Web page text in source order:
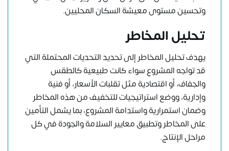
وتحسين مستوى معيشة السكان المحليين.
تحليل المخاطر
يهدف تحليل المخاطر إلى تحديد التحديات المحتملة التي
قد تواجه المشروع سواء كانت طبيعية كالطقس
والجفاف، أو اقتصادية مثل تقلبات الأسعار، أو فنية
وإدارية، ووضع استراتيجيات للتخفيف من هذه المخاطر
وضمان استمرارية واستدامة المشروع، بما يشمل التأمين
على المخاطر وتطبيق معايير السلامة والجودة في كل
مراحل الإنتاج.